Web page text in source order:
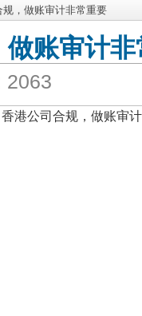
规，做账审计非常重要
账审计
2063